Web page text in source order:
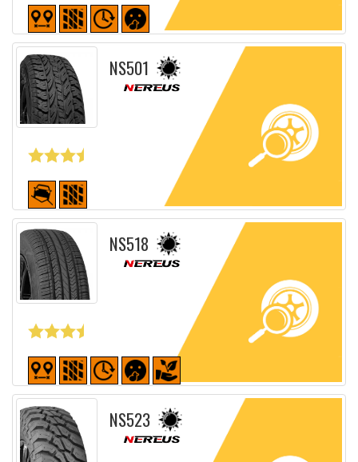
Fiche détaillée
NS501
Fiche détaillée
NS518
Fiche détaillée
NS523